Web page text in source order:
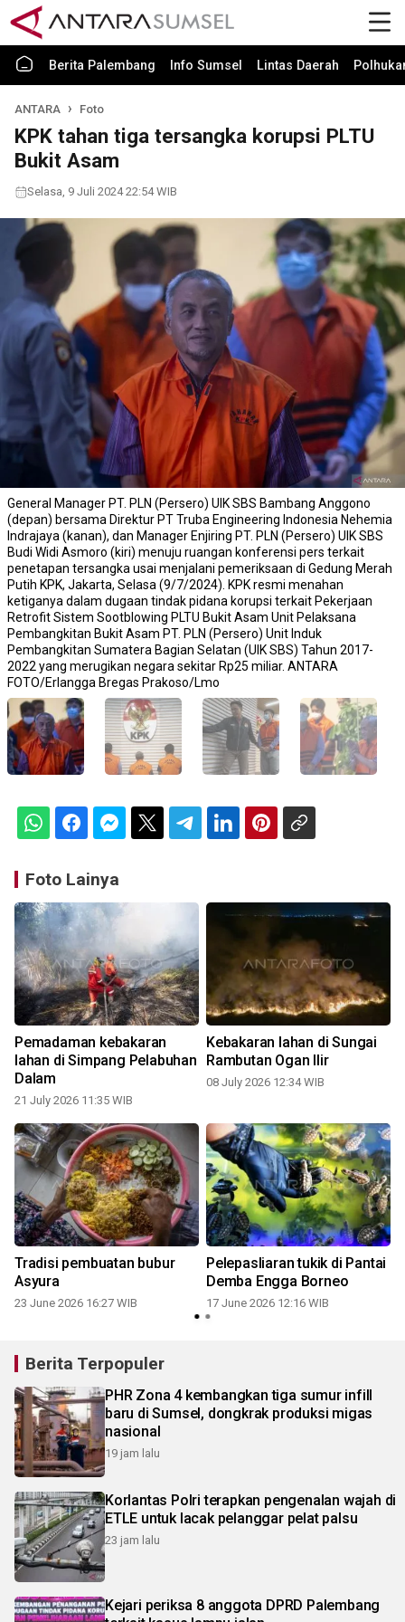
Berita Palembang Info Sumsel Lintas Daerah
ANTARA Foto
KPK tahan tiga tersangka korupsi PLTU
Bukit Asam
Selasa, 9 Juli 2024 22:54 WIB
General Manager PT. PLN (Persero) UIK SBS Bambang Anggono
(depan) bersama Direktur PT Truba Engineering Indonesia Nehemia
Indrajaya (kanan), dan Manager Enjiring PT. PLN (Persero) UIK SBS
Budi Widi Asmoro (kiri) menuju ruangan konferensi pers terkait
penetapan tersangka usai menjalani pemeriksaan di Gedung Merah
Putih KPK, Jakarta, Selasa (9/7/2024). KPK resmi menahan
ketiganya dalam dugaan tindak pidana korupsi terkait Pekerjaan
Retrofit Sistem Sootblowing PLTU Bukit Asam Unit Pelaksana
Pembangkitan Bukit Asam PT. PLN (Persero) Unit Induk
Pembangkitan Sumatera Bagian Selatan (UIK SBS) Tahun 2017-
2022 yang merugikan negara sekitar Rp25 miliar. ANTARA
FOTO/Erlangga Bregas Prakoso/Lmo
Foto Lainya
Pemadaman kebakaran
lahan di Simpang Pelabuhan
Dalam
21 July 2026 11:35 WIB
Kebakaran lahan di Sungai
Rambutan Ogan Ilir
08 July 2026 12:34 WIB
Tradisi pembuatan bubur
Asyura
23 June 2026 16:27 WIB
Pelepasliaran tukik di Pantai
Demba Engga Borneo
17 June 2026 12:16 WIB
Berita Terpopuler
PHR Zona 4 kembangkan tiga sumur infill
baru di Sumsel, dongkrak produksi migas
nasional
19 jam lalu
Korlantas Polri terapkan pengenalan wajah di
ETLE untuk lacak pelanggar pelat palsu
23 jam lalu
Kejari periksa 8 anggota DPRD Palembang